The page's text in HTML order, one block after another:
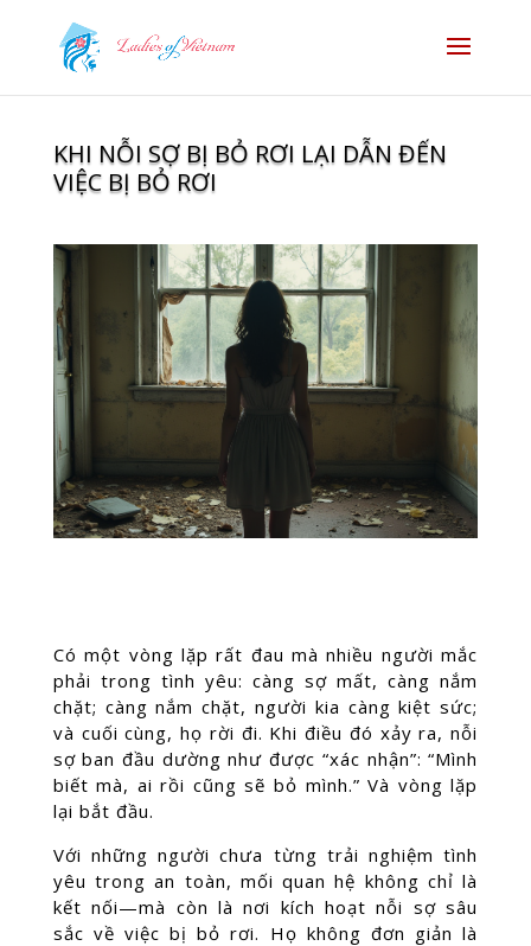
KHI NỖI SỢ BỊ BỎ RƠI LẠI DẪN ĐẾN
VIỆC BỊ BỎ RƠI
Có một vòng lặp rất đau mà nhiều người mắc
phải trong tình yêu: càng sợ mất, càng nắm
chặt; càng nắm chặt, người kia càng kiệt sức;
và cuối cùng, họ rời đi. Khi điều đó xảy ra, nỗi
sợ ban đầu dường như được “xác nhận”: “Mình
biết mà, ai rồi cũng sẽ bỏ mình.” Và vòng lặp
lại bắt đầu.
Với những người chưa từng trải nghiệm tình
yêu trong an toàn, mối quan hệ không chỉ là
kết nối—mà còn là nơi kích hoạt nỗi sợ sâu
sắc về việc bị bỏ rơi. Họ không đơn giản là